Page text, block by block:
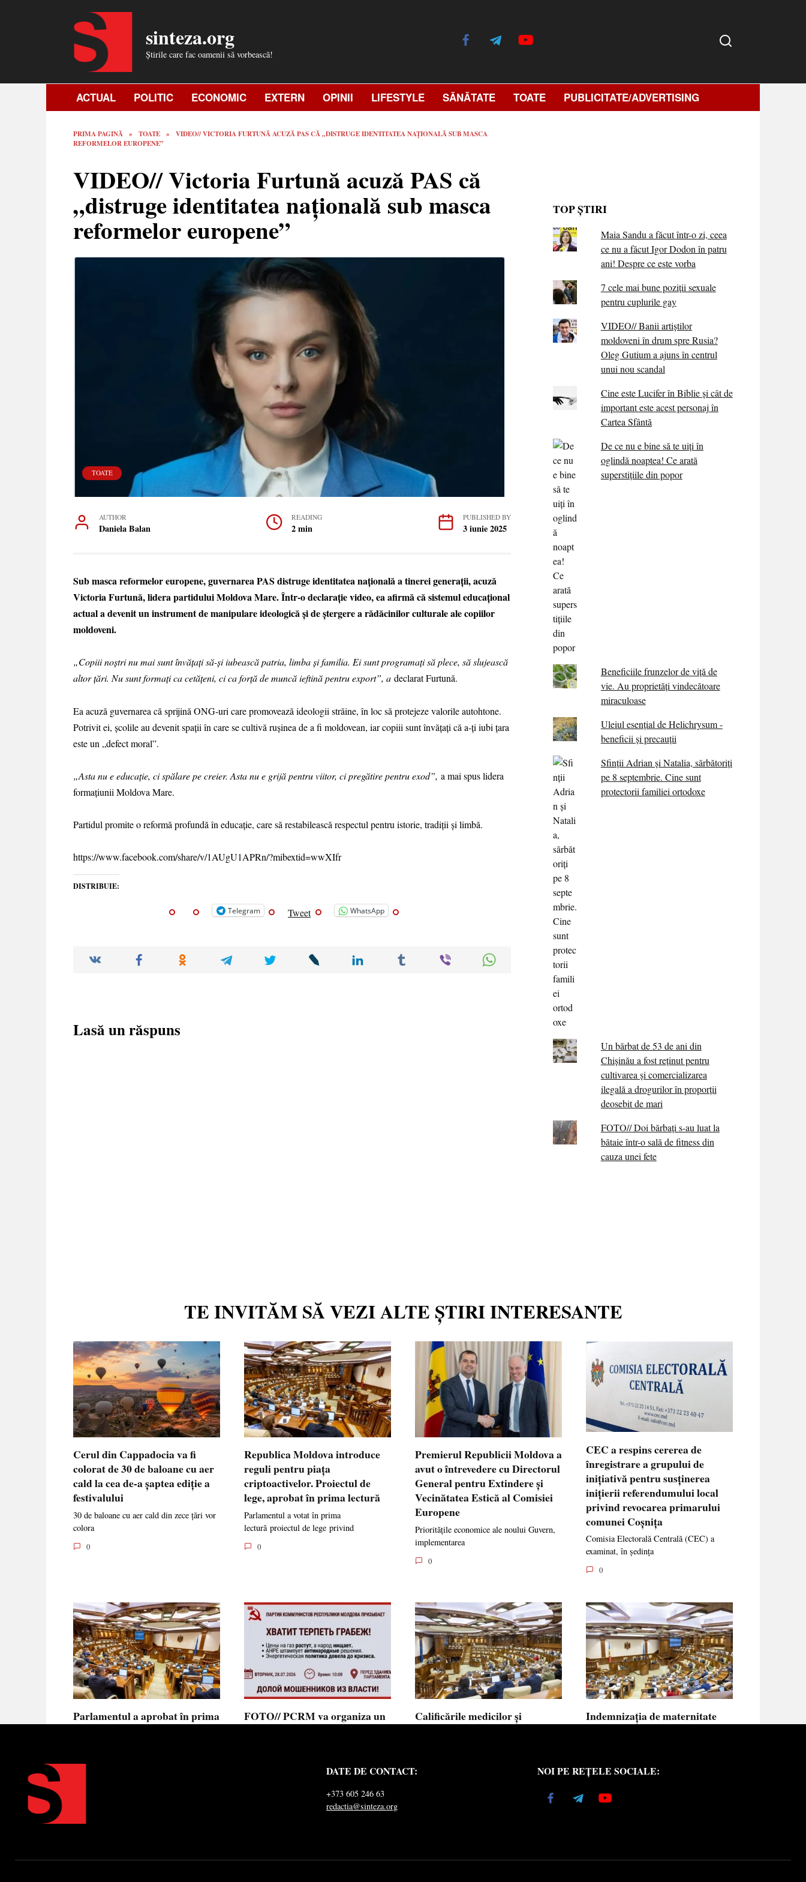
sinteza.org
Știrile care fac oamenii să vorbească!
ACTUAL POLITIC ECONOMIC EXTERN OPINII LIFESTYLE SĂNĂTATE TOATE PUBLICITATE/ADVERTISING
PRIMA PAGINĂ » TOATE »
VIDEO// VICTORIA FURTUNĂ ACUZĂ PAS CĂ „DISTRUGE IDENTITATEA NAȚIONALĂ SUB MASCA
REFORMELOR EUROPENE”
VIDEO// Victoria Furtună acuză PAS că
„distruge identitatea națională sub masca
reformelor europene”
TOATE
AUTHOR
Daniela Balan
READING
2 min
PUBLISHED BY
3 iunie 2025
Sub masca reformelor europene, guvernarea PAS distruge identitatea națională a tinerei generații, acuză
Victoria Furtună, lidera partidului Moldova Mare. Într-o declarație video, ea afirmă că sistemul educațional
actual a devenit un instrument de manipulare ideologică și de ștergere a rădăcinilor culturale ale copiilor
moldoveni.
„Copiii noștri nu mai sunt învățați să-și iubească patria, limba și familia. Ei sunt programați să plece, să slujească
altor țări. Nu sunt formați ca cetățeni, ci ca forță de muncă ieftină pentru export”, a declarat Furtună.
Ea acuză guvernarea că sprijină ONG-uri care promovează ideologii străine, în loc să protejeze valorile autohtone.
Potrivit ei, școlile au devenit spații în care se cultivă rușinea de a fi moldovean, iar copiii sunt învățați că a-ți iubi țara
este un „defect moral”.
„Asta nu e educație, ci spălare pe creier. Asta nu e grijă pentru viitor, ci pregătire pentru exod”, a mai spus lidera
formațiunii Moldova Mare.
Partidul promite o reformă profundă în educație, care să restabilească respectul pentru istorie, tradiții și limbă.
https://www.facebook.com/share/v/1AUgU1APRn/?mibextid=wwXIfr
DISTRIBUIE:
Telegram Tweet WhatsApp
Lasă un răspuns
TOP ȘTIRI
Maia Sandu a făcut într-o zi, ceea
ce nu a făcut Igor Dodon în patru
ani! Despre ce este vorba
7 cele mai bune poziții sexuale
pentru cuplurile gay
VIDEO// Banii artiștilor
moldoveni în drum spre Rusia?
Oleg Gutium a ajuns în centrul
unui nou scandal
Cine este Lucifer în Biblie și cât de
important este acest personaj în
Cartea Sfântă
De ce nu e bine să te uiți în
oglindă noaptea! Ce arată
superstițiile din popor
Beneficiile frunzelor de viță de
vie. Au proprietăţi vindecătoare
miraculoase
Uleiul esențial de Helichrysum -
beneficii și precauții
Sfinții Adrian și Natalia, sărbătoriți
pe 8 septembrie. Cine sunt
protectorii familiei ortodoxe
Un bărbat de 53 de ani din
Chișinău a fost reținut pentru
cultivarea și comercializarea
ilegală a drogurilor în proporții
deosebit de mari
FOTO// Doi bărbați s-au luat la
bătaie într-o sală de fitness din
cauza unei fete
TE INVITĂM SĂ VEZI ALTE ȘTIRI INTERESANTE
Cerul din Cappadocia va fi
colorat de 30 de baloane cu aer
cald la cea de-a șaptea ediție a
festivalului
30 de baloane cu aer cald din zece țări vor
colora
0
Republica Moldova introduce
reguli pentru piața
criptoactivelor. Proiectul de
lege, aprobat în prima lectură
Parlamentul a votat în prima
lectură proiectul de lege privind
0
Premierul Republicii Moldova a
avut o întrevedere cu Directorul
General pentru Extindere și
Vecinătatea Estică al Comisiei
Europene
Prioritățile economice ale noului Guvern,
implementarea
0
CEC a respins cererea de
înregistrare a grupului de
inițiativă pentru susținerea
inițierii referendumului local
privind revocarea primarului
comunei Coșnița
Comisia Electorală Centrală (CEC) a
examinat, în ședința
0
Parlamentul a aprobat în prima
FOTO// PCRM va organiza un
Partidul Comuniștilor din Republica
Calificările medicilor și
Calificările profesionale obținute de medici
Indemnizația de maternitate
copilului
Indemnizația de maternitate pentru femeile
necăsătorite
DATE DE CONTACT:
+373 605 246 63
redactia@sinteza.org
NOI PE REȚELE SOCIALE: